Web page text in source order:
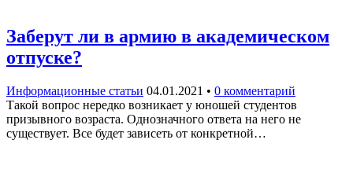
Заберут ли в армию в академическом
отпуске?
Информационные статьи 04.01.2021 • 0 комментарий
Такой вопрос нередко возникает у юношей студентов
призывного возраста. Однозначного ответа на него не
существует. Все будет зависеть от конкретной…